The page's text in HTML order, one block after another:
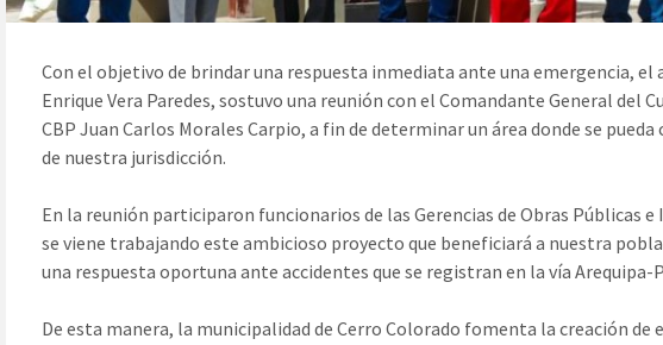
Con el objetivo de brindar una respuesta inmediata ante una emergencia,
Enrique Vera Paredes, sostuvo una reunión con el Comandante General del
CBP Juan Carlos Morales Carpio, a fin de determinar un área donde se
de nuestra jurisdicción.
En la reunión participaron funcionarios de las Gerencias de Obras Públicas
se viene trabajando este ambicioso proyecto que beneficiará a nuestra
una respuesta oportuna ante accidentes que se registran en la vía Arequipa-
De esta manera, la municipalidad de Cerro Colorado fomenta la creación